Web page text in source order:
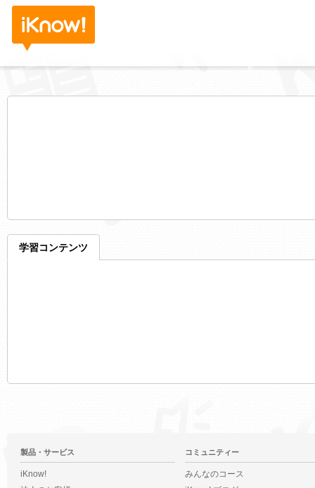
学習コンテンツ
製品・サービス
iKnow!
コミュニティー
みんなのコース